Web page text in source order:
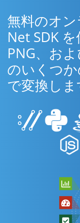
無料のオ
Net SDK
PNG、お
のいくつ
で変換しま